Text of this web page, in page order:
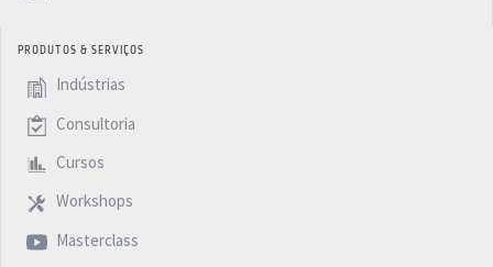
PRODUTOS & SERVIÇOS
Indústrias
Consultoria
Cursos
Workshops
Masterclass